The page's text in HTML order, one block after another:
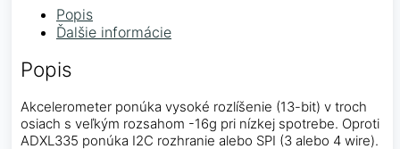
Popis
Ďalšie informácie
Popis
Akcelerometer ponúka vysoké rozlíšenie (13-bit) v troch
osiach s veľkým rozsahom -16g pri nízkej spotrebe. Oproti
ADXL335 ponúka I2C rozhranie alebo SPI (3 alebo 4 wire).